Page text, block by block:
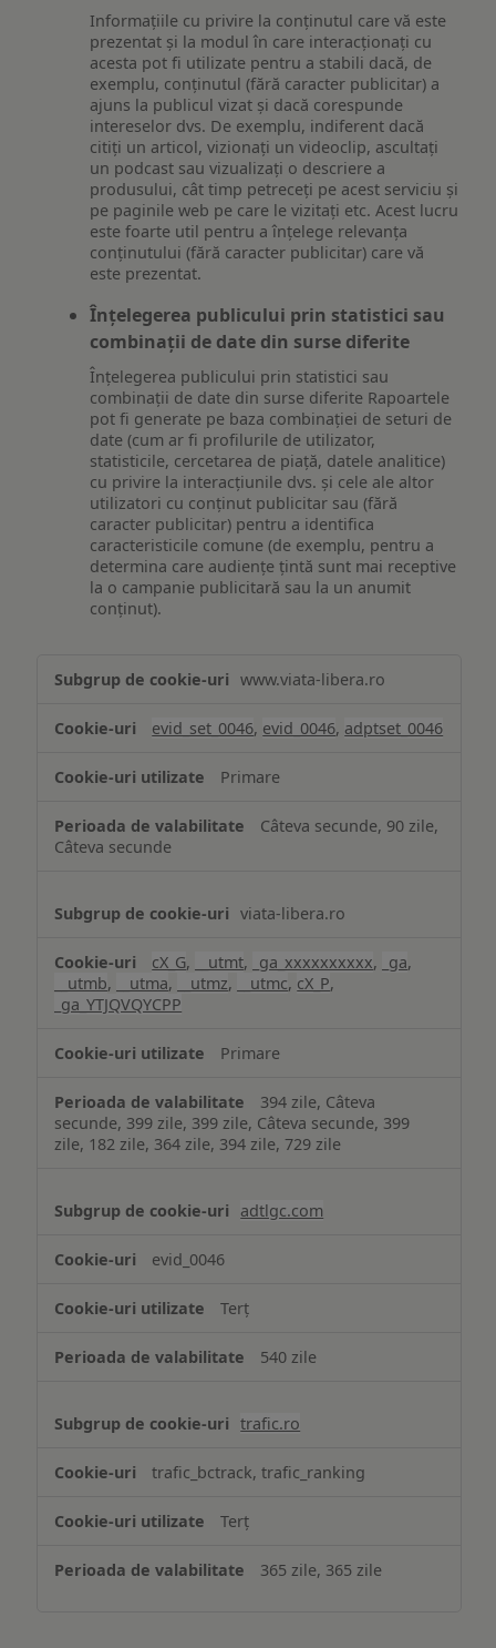
Informațiile cu privire la conținutul care vă este
prezentat și la modul în care interacționați cu
acesta pot fi utilizate pentru a stabili dacă, de
exemplu, conținutul (fără caracter publicitar) a
ajuns la publicul vizat și dacă corespunde
intereselor dvs. De exemplu, indiferent dacă
citiți un articol, vizionați un videoclip, ascultați
un podcast sau vizualizați o descriere a
produsului, cât timp petreceți pe acest serviciu și
pe paginile web pe care le vizitați etc. Acest lucru
este foarte util pentru a înțelege relevanța
conținutului (fără caracter publicitar) care vă
este prezentat.
Înțelegerea publicului prin statistici sau
combinații de date din surse diferite
Înțelegerea publicului prin statistici sau
combinații de date din surse diferite Rapoartele
pot fi generate pe baza combinației de seturi de
date (cum ar fi profilurile de utilizator,
statisticile, cercetarea de piață, datele analitice)
cu privire la interacțiunile dvs. și cele ale altor
utilizatori cu conținut publicitar sau (fără
caracter publicitar) pentru a identifica
caracteristicile comune (de exemplu, pentru a
determina care audiențe țintă sunt mai receptive
la o campanie publicitară sau la un anumit
conținut).
www.viata-libera.ro
evid_set_0046, evid_0046, adptset_0046
Primare
Câteva secunde, 90 zile,
Câteva secunde
viata-libera.ro
cX_G, __utmt, _ga_xxxxxxxxxx, _ga,
__utmb, __utma, __utmz, __utmc, cX_P,
_ga_YTJQVQYCPP
Primare
394 zile, Câteva
secunde, 399 zile, 399 zile, Câteva secunde, 399
zile, 182 zile, 364 zile, 394 zile, 729 zile
adtlgc.com
evid_0046
Terț
540 zile
trafic.ro
trafic_bctrack, trafic_ranking
Terț
365 zile, 365 zile